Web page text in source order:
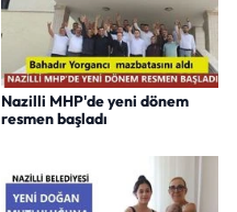
Nazilli MHP'de yeni dönem
resmen başladı